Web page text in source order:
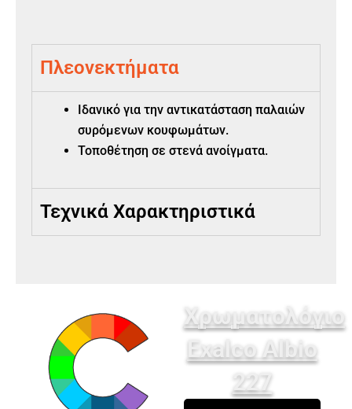
Πλεονεκτήματα
Ιδανικό για την αντικατάσταση παλαιών
συρόμενων κουφωμάτων.
Τοποθέτηση σε στενά ανοίγματα.
Τεχνικά Χαρακτηριστικά
Χρωματολόγιο
Exalco Albio
227